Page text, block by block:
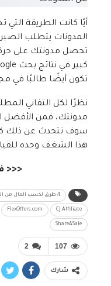
أيًا كانت الطريقة
المدونات يتطلب
تحصل مدونتك على
تكون أيضًا طالبًا في
نظرًا لكل التفاني
مدونتك، فمن الأفضل
سوف تتحدث عن ذلك
هذا الشغف وحده
<<<
4 طرق لكسب المال من المدونات
CJ Affiliate
FlexOffers.com
ShareASale
2 107
شارك